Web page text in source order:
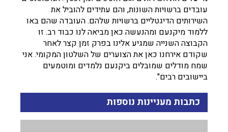
עובדים ברשויות השונות, והם עתידים להוביל את
השירותים הדיגטליים ברשויות שלהם. העובדה שהם באו
ללמוד מיקנעם ומהנעשה כאן מביאה לנו כבוד רב. זו
הקבוצה השנייה שמגיע אלינו בפרק זמן קצר לאחר
שקודם אירחנו כאן את הצוערים של השלטון המקומי. אני
שמח מודלים שמובלים ביקנעם נלמדים ומוטמעים
ביישובים רבים".
כתבות מעניינות נוספות